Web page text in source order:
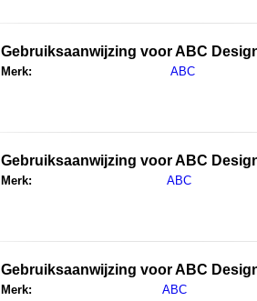
Gebruiksaanwijzing voor ABC
Merk: ABC
Gebruiksaanwijzing voor ABC
Merk: ABC
Gebruiksaanwijzing voor ABC
Merk: ABC